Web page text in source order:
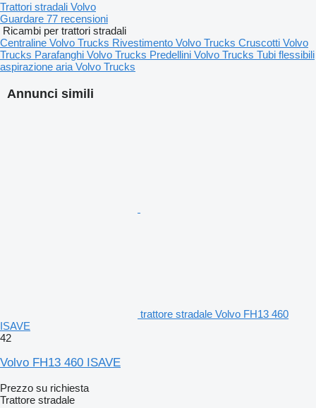
Annunci simili
trattore stradale Volvo FH13 460
ISAVE
42
Volvo FH13 460 ISAVE
Prezzo su richiesta
Trattore stradale
Trattori stradali Volvo
Guardare 77 recensioni
Ricambi per trattori stradali
Centraline Volvo Trucks Rivestimento Volvo Trucks Cruscotti Volvo
Trucks Parafanghi Volvo Trucks Predellini Volvo Trucks Tubi flessibili
aspirazione aria Volvo Trucks